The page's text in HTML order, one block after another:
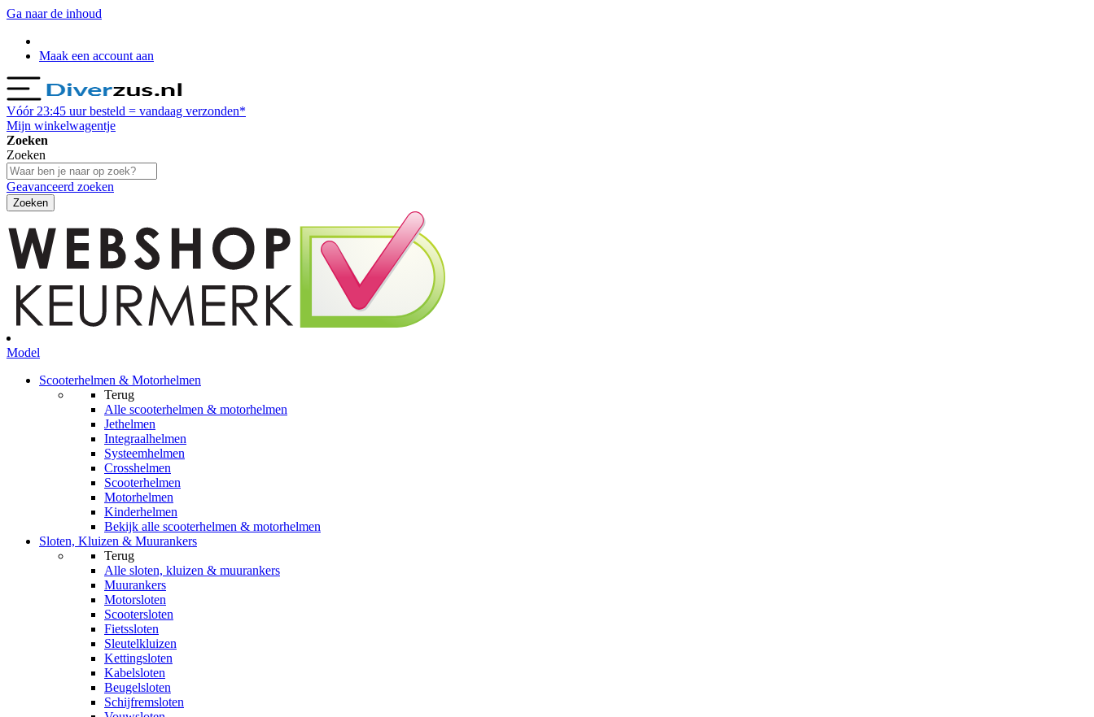
Ga naar de inhoud
Maak een account aan
Vóór 23:45 uur besteld = vandaag verzonden*
Mijn winkelwagentje
Zoeken
Zoeken
Geavanceerd zoeken
Zoeken
Model
Scooterhelmen & Motorhelmen
Terug
Alle scooterhelmen & motorhelmen
Jethelmen
Integraalhelmen
Systeemhelmen
Crosshelmen
Scooterhelmen
Motorhelmen
Kinderhelmen
Bekijk alle scooterhelmen & motorhelmen
Sloten, Kluizen & Muurankers
Terug
Alle sloten, kluizen & muurankers
Muurankers
Motorsloten
Scootersloten
Fietssloten
Sleutelkluizen
Kettingsloten
Kabelsloten
Beugelsloten
Schijfremsloten